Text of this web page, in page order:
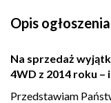
Opis ogłoszenia
Na sprzedaż
4WD z 2014 roku
Przedstawiam